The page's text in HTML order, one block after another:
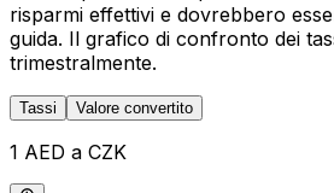
risparmi effettivi e dovrebbero
guida. Il grafico di confronto dei
trimestralmente.
Tassi Valore convertito
1 AED a CZK